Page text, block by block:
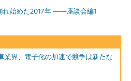
れ始めた2017年 ――座談会編1
業界、電子化の加速で競争は新たな